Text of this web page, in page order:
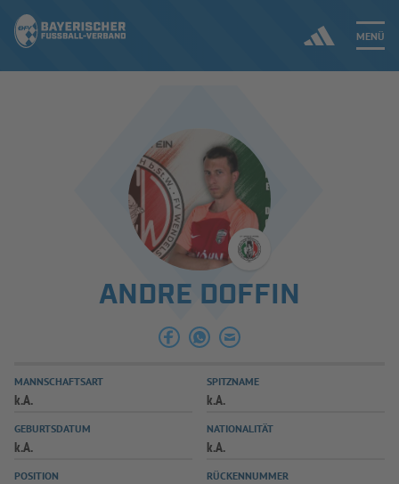
MENÜ
ERGEBNISSE & WETTBEWERBE
SPIELBETRIEB & VERBANDSLEBEN
AUSBILDUNG & FÖRDERUNG
SPIELPLUS
ANDRE DOFFIN
MANNSCHAFTSART
k.A.
SPITZNAME
k.A.
GEBURTSDATUM
k.A.
NATIONALITÄT
k.A.
POSITION RÜCKENNUMMER